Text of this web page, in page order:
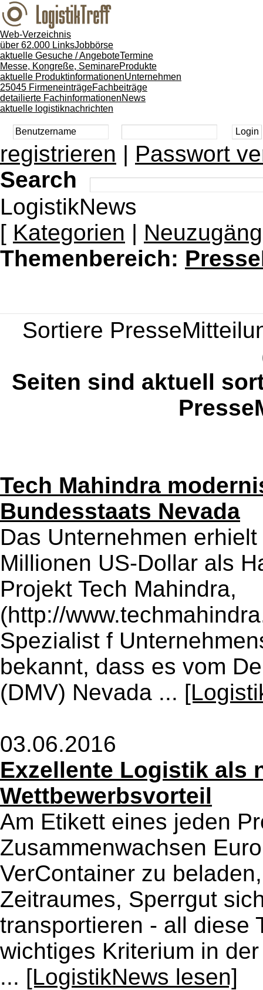
Web-Verzeichnis
über 62.000 LinksJobbörse
aktuelle Gesuche / AngeboteTermine
Messe, Kongreße, SeminareProdukte
aktuelle ProduktinformationenUnternehmen
25045 FirmeneinträgeFachbeiträge
detailierte FachinformationenNews
aktuelle logistiknachrichten
registrieren | Passwort
Search
LogistikNews
[ Kategorien |
Themenbereich:
Sortiere
Seiten sind aktuell
Tech Mahindra
Bundesstaats Nevada
Das Unternehmen
Millionen US-Dollar als
Projekt Tech Mahindra,
(http://
Spezialist f
bekannt, dass es vom
(DMV) Nevada ...
03.06.2016
Exzellente Logistik als
Wettbewerbsvorteil
Am Etikett eines jeden
Zusammenwachsen
VerContainer zu
Zeitraumes, Sperrgut
transportieren - all diese
wichtiges Kriterium in
... [LogistikNews lesen]